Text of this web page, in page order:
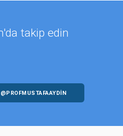
takip edin